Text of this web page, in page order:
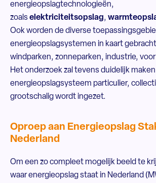
energieopslagtechnologieën,
zoalselektriciteitsopslag,
Ook worden de diverse
energieopslagsystemen in kaart
windparken, zonneparken, industrie,
Het onderzoek zal tevens duidelijk
energieopslagsysteem particulier,
grootschalig wordt ingezet.
Oproep aan Energieopslag
Nederland
Om een zo compleet mogelijk beeld te
waar energieopslag staat in Nederland